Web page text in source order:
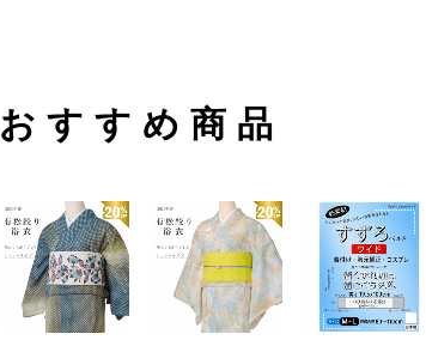
おすすめ商品